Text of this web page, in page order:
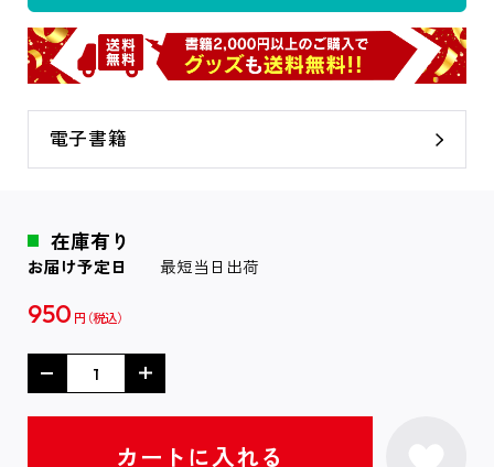
電子書籍
在庫有り
お届け予定日 最短当日出荷
950 円